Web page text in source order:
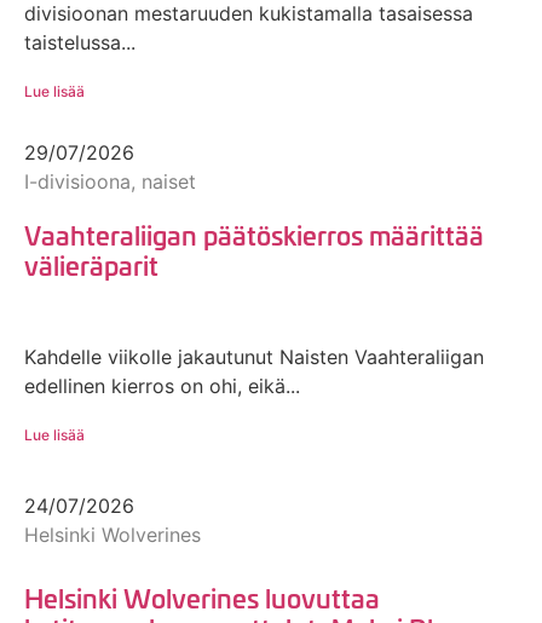
divisioonan mestaruuden kukistamalla tasaisessa
taistelussa...
Lue lisää
29/07/2026
I-divisioona, naiset
Vaahteraliigan päätöskierros määrittää
välieräparit
Kahdelle viikolle jakautunut Naisten Vaahteraliigan
edellinen kierros on ohi, eikä...
Lue lisää
24/07/2026
Helsinki Wolverines
Helsinki Wolverines luovuttaa